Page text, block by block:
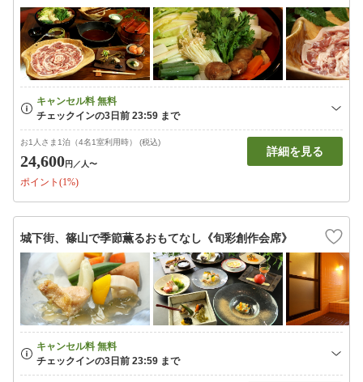
お1人さま1泊（4名1室利用時） (税込)
24,600円 ／人〜
ポイント(1%)
詳細を見る
城下街、篠山で季節薫るおもてなし《旬彩創作会席》